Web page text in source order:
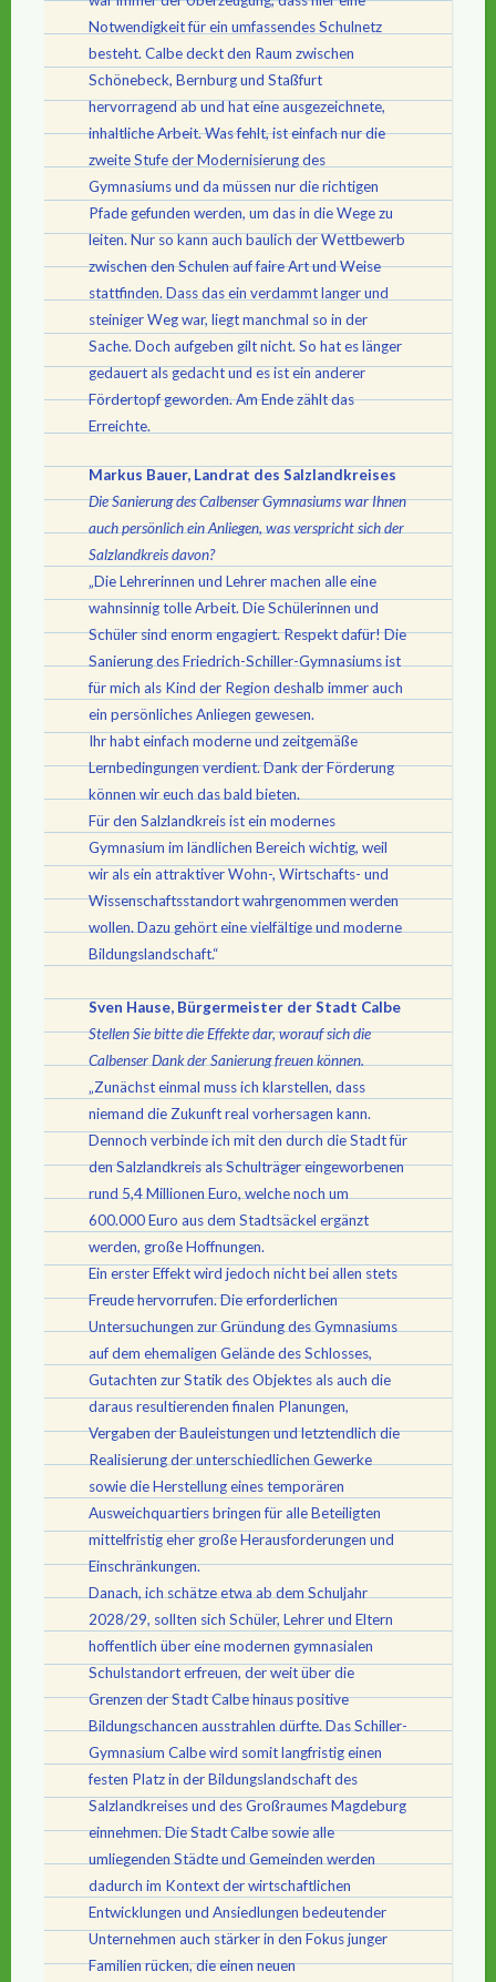
Notwendigkeit für ein umfassendes Schulnetz
besteht. Calbe deckt den Raum zwischen
Schönebeck, Bernburg und Staßfurt
hervorragend ab und hat eine ausgezeichnete,
inhaltliche Arbeit. Was fehlt, ist einfach nur die
zweite Stufe der Modernisierung des
Gymnasiums und da müssen nur die richtigen
Pfade gefunden werden, um das in die Wege zu
leiten. Nur so kann auch baulich der Wettbewerb
zwischen den Schulen auf faire Art und Weise
stattfinden. Dass das ein verdammt langer und
steiniger Weg war, liegt manchmal so in der
Sache. Doch aufgeben gilt nicht. So hat es länger
gedauert als gedacht und es ist ein anderer
Fördertopf geworden. Am Ende zählt das
Erreichte.
Markus Bauer, Landrat des Salzlandkreises
Die Sanierung des Calbenser Gymnasiums war Ihnen
auch persönlich ein Anliegen, was verspricht sich der
Salzlandkreis davon?
„Die Lehrerinnen und Lehrer machen alle eine
wahnsinnig tolle Arbeit. Die Schülerinnen und
Schüler sind enorm engagiert. Respekt dafür! Die
Sanierung des Friedrich-Schiller-Gymnasiums ist
für mich als Kind der Region deshalb immer auch
ein persönliches Anliegen gewesen.
Ihr habt einfach moderne und zeitgemäße
Lernbedingungen verdient. Dank der Förderung
können wir euch das bald bieten.
Für den Salzlandkreis ist ein modernes
Gymnasium im ländlichen Bereich wichtig, weil
wir als ein attraktiver Wohn-, Wirtschafts- und
Wissenschaftsstandort wahrgenommen werden
wollen. Dazu gehört eine vielfältige und moderne
Bildungslandschaft.“
Sven Hause, Bürgermeister der Stadt Calbe
Stellen Sie bitte die Effekte dar, worauf sich die
Calbenser Dank der Sanierung freuen können.
„Zunächst einmal muss ich klarstellen, dass
niemand die Zukunft real vorhersagen kann.
Dennoch verbinde ich mit den durch die Stadt für
den Salzlandkreis als Schulträger eingeworbenen
rund 5,4 Millionen Euro, welche noch um
600.000 Euro aus dem Stadtsäckel ergänzt
werden, große Hoffnungen.
Ein erster Effekt wird jedoch nicht bei allen stets
Freude hervorrufen. Die erforderlichen
Untersuchungen zur Gründung des Gymnasiums
auf dem ehemaligen Gelände des Schlosses,
Gutachten zur Statik des Objektes als auch die
daraus resultierenden finalen Planungen,
Vergaben der Bauleistungen und letztendlich die
Realisierung der unterschiedlichen Gewerke
sowie die Herstellung eines temporären
Ausweichquartiers bringen für alle Beteiligten
mittelfristig eher große Herausforderungen und
Einschränkungen.
Danach, ich schätze etwa ab dem Schuljahr
2028/29, sollten sich Schüler, Lehrer und Eltern
hoffentlich über eine modernen gymnasialen
Schulstandort erfreuen, der weit über die
Grenzen der Stadt Calbe hinaus positive
Bildungschancen ausstrahlen dürfte. Das Schiller-
Gymnasium Calbe wird somit langfristig einen
festen Platz in der Bildungslandschaft des
Salzlandkreises und des Großraumes Magdeburg
einnehmen. Die Stadt Calbe sowie alle
umliegenden Städte und Gemeinden werden
dadurch im Kontext der wirtschaftlichen
Entwicklungen und Ansiedlungen bedeutender
Unternehmen auch stärker in den Fokus junger
Familien rücken, die einen neuen